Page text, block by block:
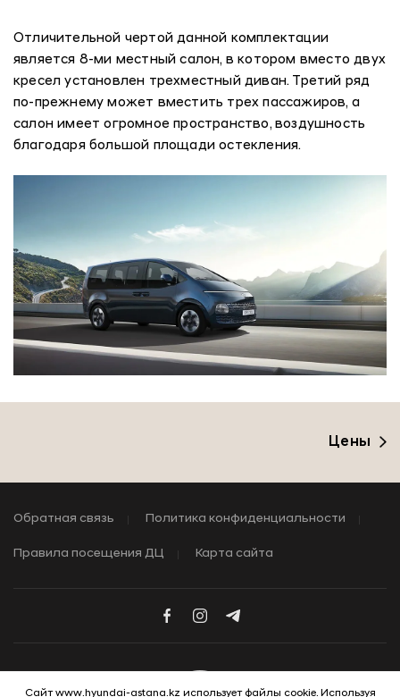
Отличительной чертой данной комплектации
является 8-ми местный салон, в котором вместо двух
кресел установлен трехместный диван. Третий ряд
по-прежнему может вместить трех пассажиров, а
салон имеет огромное пространство, воздушность
благодаря большой площади остекления.
Цены
Обратная связь Политика конфиденциальности
Правила посещения ДЦ Карта сайта
Сайт www.hyundai-astana.kz использует файлы cookie. Используя